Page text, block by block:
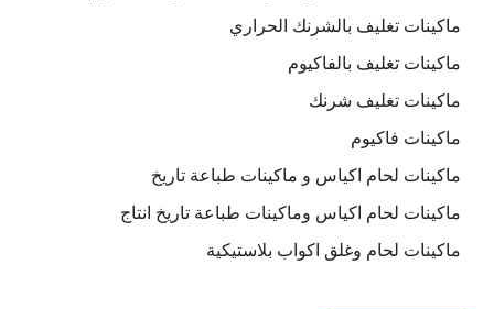
ماكينات تغليف بالشرنك الحراري
ماكينات تغليف بالفاكيوم
ماكينات تغليف شرنك
ماكينات فاكيوم
ماكينات لحام اكياس و ماكينات طباعة تاريخ
ماكينات لحام اكياس وماكينات طباعة تاريخ انتاج
ماكينات لحام وغلق اكواب بلاستيكية